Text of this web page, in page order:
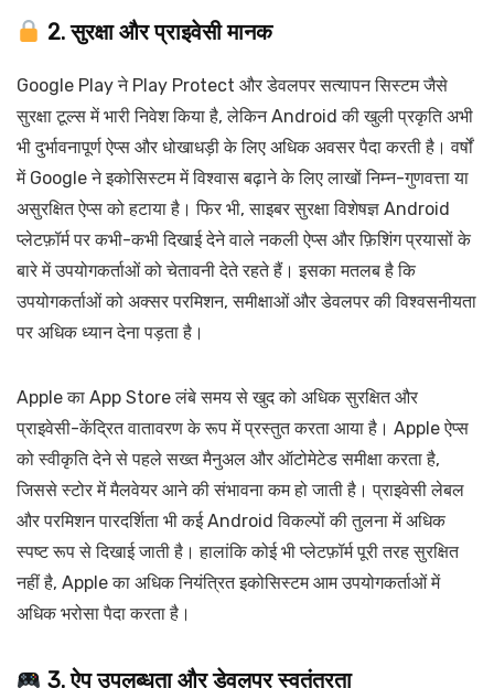
2. सुरक्षा और प्राइवेसी मानक
Google Play ने Play Protect और डेवलपर सत्यापन सिस्टम जैसे
सुरक्षा टूल्स में भारी निवेश किया है, लेकिन Android की खुली प्रकृति अभी
भी दुर्भावनापूर्ण ऐप्स और धोखाधड़ी के लिए अधिक अवसर पैदा करती है। वर्षों
में Google ने इकोसिस्टम में विश्वास बढ़ाने के लिए लाखों निम्न-गुणवत्ता या
असुरक्षित ऐप्स को हटाया है। फिर भी, साइबर सुरक्षा विशेषज्ञ Android
प्लेटफ़ॉर्म पर कभी-कभी दिखाई देने वाले नकली ऐप्स और फ़िशिंग प्रयासों के
बारे में उपयोगकर्ताओं को चेतावनी देते रहते हैं। इसका मतलब है कि
उपयोगकर्ताओं को अक्सर परमिशन, समीक्षाओं और डेवलपर की विश्वसनीयता
पर अधिक ध्यान देना पड़ता है।
Apple का App Store लंबे समय से खुद को अधिक सुरक्षित और
प्राइवेसी-केंद्रित वातावरण के रूप में प्रस्तुत करता आया है। Apple ऐप्स
को स्वीकृति देने से पहले सख्त मैनुअल और ऑटोमेटेड समीक्षा करता है,
जिससे स्टोर में मैलवेयर आने की संभावना कम हो जाती है। प्राइवेसी लेबल
और परमिशन पारदर्शिता भी कई Android विकल्पों की तुलना में अधिक
स्पष्ट रूप से दिखाई जाती है। हालांकि कोई भी प्लेटफ़ॉर्म पूरी तरह सुरक्षित
नहीं है, Apple का अधिक नियंत्रित इकोसिस्टम आम उपयोगकर्ताओं में
अधिक भरोसा पैदा करता है।
3. ऐप उपलब्धता और डेवलपर स्वतंत्रता